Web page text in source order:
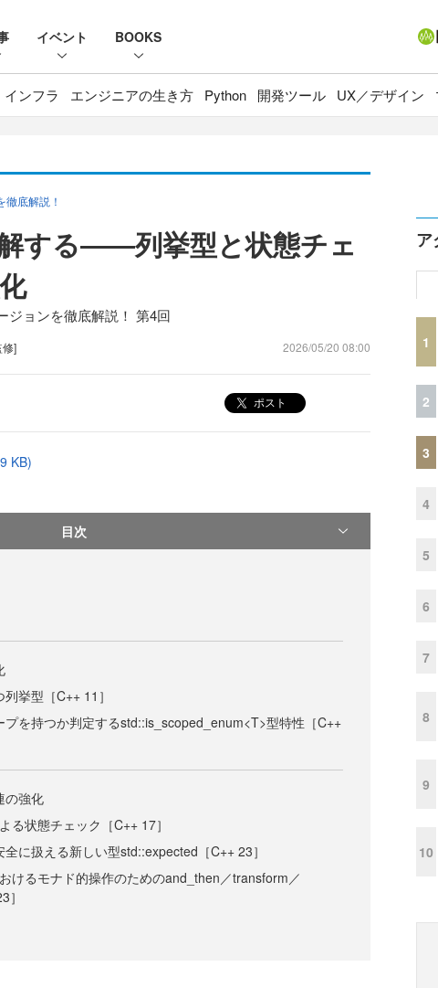
イベント BOOKS
インフラ エンジニアの生き方 Python 開発ツール UX／デザイン
徹底解説！
する――列挙型と状態チェ
ジョンを徹底解説！ 第4回
修] 2026/05/20 08:00
ポスト
KB)
目次
挙型［C++ 11］
プを持つか判定するstd::is_scoped_enum<T>型特性［C++
の強化
る状態チェック［C++ 17］
に扱える新しい型std::expected［C++ 23］
けるモナド的操作のためのand_then／transform／
ア
1
2
3
4
5
6
7
8
9
10